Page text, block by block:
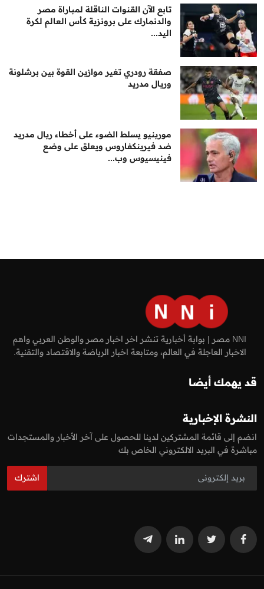
تابع الآن القنوات الناقلة لمباراة مصر
والدنمارك على برونزية كأس العالم لكرة
اليد...
صفقة رودري تغير موازين القوة بين برشلونة
وريال مدريد
مورينيو يسلط الضوء على أخطاء ريال مدريد
ضد فيرينكفاروس ويعلق على وضع
فينيسيوس وب...
NNI مصر | بوابة أخبارية تنشر اخر اخبار مصر والوطن العربي واهم
الاخبار العاجلة في العالم، ومتابعة اخبار الرياضة والاقتصاد والتقنية.
قد يهمك أيضا
النشرة الإخبارية
انضم إلى قائمة المشتركين لدينا للحصول على آخر الأخبار والمستجدات
مباشرة في البريد الالكتروني الخاص بك
اشترك